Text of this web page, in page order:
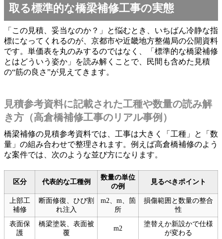
取る標準的な橋梁補修工事の実態
「この見積、妥当なのか？」と悩むとき、いちばん冷静な指
標になってくれるのが、京都市や近畿地方整備局の公開資料
です。単価表を丸のみするのではなく、「標準的な橋梁補修
とはどういう姿か」を読み解くことで、民間も含めた見積
の“筋の良さ”が見えてきます。
見積参考資料に記載された工種や数量の読み解
き方（高倉橋補修工事のリアル事例）
橋梁補修の見積参考資料では、工事は大きく「工種」と「数
量」の組み合わせで整理されます。例えば高倉橋補修のよう
な案件では、次のような並び方になります。
区分 代表的な工種例
数量の単位
の例
見るべきポイント
上部工
補修
断面修復、ひび割
れ注入
m2、m、箇
所
損傷範囲と数量の整合
性
表面保
護
橋梁塗装、表面被
覆
m2
塗替えか新設かで仕様
が変わる